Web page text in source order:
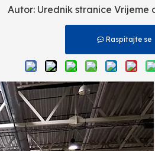
Autor: Urednik stranice Vrijeme
Raspitajte se